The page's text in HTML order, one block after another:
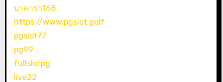
บาคาร่า168
https://www.pgslot.golf
pgslot77
pg99
fullslotpg
live22